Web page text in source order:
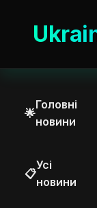
🌟
Головні
новини
📋
Усі
новини